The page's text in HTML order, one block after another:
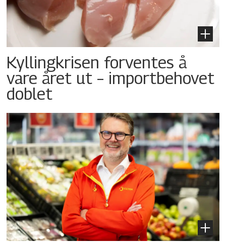
Kyllingkrisen forventes å
vare året ut – importbehovet
doblet